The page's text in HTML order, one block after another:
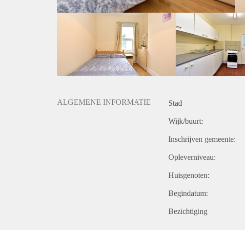
ALGEMENE INFORMATIE Stad
Wijk/buurt:
Inschrijven gemeente:
Opleverniveau:
Huisgenoten:
Begindatum:
Bezichtiging